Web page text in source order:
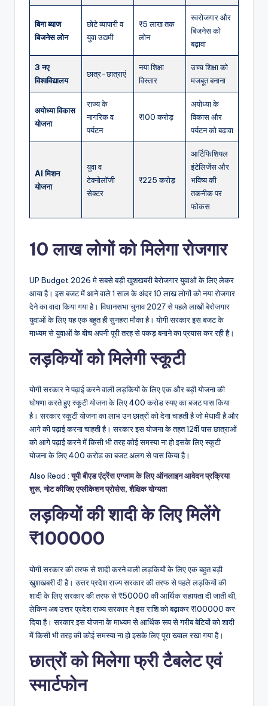
बिना ब्याज
बिजनेस लोन
छोटे व्यापारी व
युवा उद्यमी
₹5 लाख तक
लोन
स्वरोजगार और
बिजनेस को
बढ़ावा
3 नए
विश्वविद्यालय
छात्र-छात्राएं
नया शिक्षा
विस्तार
उच्च शिक्षा को
मजबूत बनाना
अयोध्या विकास
योजना
राज्य के
नागरिक व
पर्यटन
₹100 करोड़
अयोध्या के
विकास और
पर्यटन को बढ़ावा
AI मिशन
योजना
युवा व
टेक्नोलॉजी
सेक्टर
₹225 करोड़
आर्टिफिशियल
इंटेलिजेंस और
भविष्य की
तकनीक पर
फोकस
10 लाख लोगों को मिलेगा रोजगार
UP Budget 2026 मे सबसे बड़ी खुशखबरी बेरोजगार युवाओं के लिए लेकर
आया है। इस बजट में आने वाले 1 साल के अंदर 10 लाख लोगों को नया रोजगार
देने का वादा किया गया है। विधानसभा चुनाव 2027 से पहले लाखों बेरोजगार
युवाओं के लिए यह एक बहुत ही सुनहरा मौका है। योगी सरकार इस बजट के
माध्यम से युवाओं के बीच अपनी पूरी तरह से पकड़ बनाने का प्रयास कर रही है।
लड़कियों को मिलेगी स्कूटी
योगी सरकार ने पढ़ाई करने वाली लड़कियों के लिए एक और बड़ी योजना की
घोषणा करते हुए स्कूटी योजना के लिए 400 करोड रुपए का बजट पास किया
है। सरकार स्कूटी योजना का लाभ उन छात्रों को देना चाहती है जो मेधावी है और
आगे की पढ़ाई करना चाहती है। सरकार इस योजना के तहत 12वीं पास छात्राओं
को आगे पढ़ाई करने में किसी भी तरह कोई समस्या ना हो इसके लिए स्कूटी
योजना के लिए 400 करोड का बजट अलग से पास किया है।
Also Read :यूपी बीएड एंट्रेंस एग्जाम के लिए ऑनलाइन आवेदन प्रक्रिया
शुरू, नोट कीजिए एप्लीकेशन प्रोसेस, शैक्षिक योग्यता
लड़कियों की शादी के लिए मिलेंगे
₹100000
योगी सरकार की तरफ से शादी करने वाली लड़कियों के लिए एक बहुत बड़ी
खुशखबरी दी है। उत्तर प्रदेश राज्य सरकार की तरफ से पहले लड़कियों की
शादी के लिए सरकार की तरफ से ₹50000 की आर्थिक सहायता दी जाती थी,
लेकिन अब उत्तर प्रदेश राज्य सरकार ने इस राशि को बढ़ाकर ₹100000 कर
दिया है। सरकार इस योजना के माध्यम से आर्थिक रूप से गरीब बेटियों को शादी
में किसी भी तरह की कोई समस्या ना हो इसके लिए पूरा ख्याल रखा गया है।
छात्रों को मिलेगा फ्री टैबलेट एवं
स्मार्टफोन